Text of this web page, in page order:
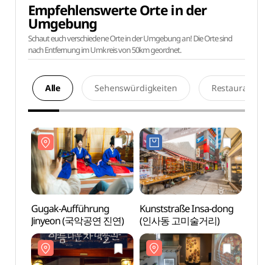
Empfehlenswerte Orte in der
Umgebung
Schaut euch verschiedene Orte in der Umgebung an! Die Orte sind
nach Entfernung im Umkreis von 50km geordnet.
Alle Sehenswürdigkeiten Restaurants
Gugak-Aufführung
Jinyeon (국악공연 진연)
Kunststraße Insa-dong
(인사동 고미술거리)